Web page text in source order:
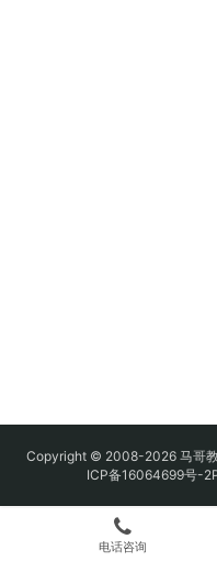
Copyright © 2008-2026 马哥
ICP备16064699号-2
电话咨询